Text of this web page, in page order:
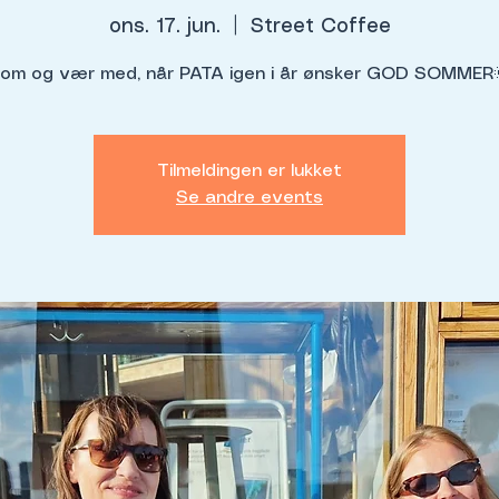
ons. 17. jun. Street Coffee
og vær med, når PATA igen i år ønsker GOD
Tilmeldingen er lukket
Se andre events